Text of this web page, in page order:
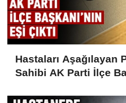
Hastaları Aşağılayan
Sahibi AK Parti İlçe